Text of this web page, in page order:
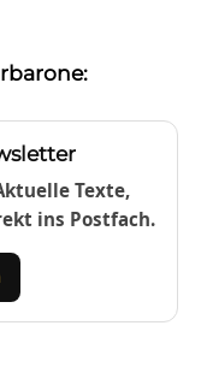
Texte,
ins Postfach.